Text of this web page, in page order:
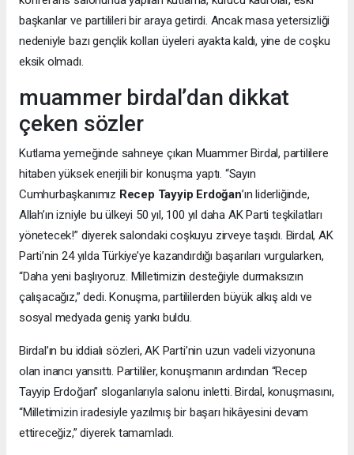
başkanlar ve partilileri bir araya getirdi. Ancak masa yetersizliği
nedeniyle bazı gençlik kolları üyeleri ayakta kaldı, yine de coşku
eksik olmadı.
muammer birdal’dan dikkat
çeken sözler
Kutlama yemeğinde sahneye çıkan Muammer Birdal, partililere
hitaben yüksek enerjili bir konuşma yaptı. “Sayın
Cumhurbaşkanımız Recep Tayyip Erdoğan’ın liderliğinde,
Allah’ın izniyle bu ülkeyi 50 yıl, 100 yıl daha AK Parti teşkilatları
yönetecek!” diyerek salondaki coşkuyu zirveye taşıdı. Birdal, AK
Parti’nin 24 yılda Türkiye’ye kazandırdığı başarıları vurgularken,
“Daha yeni başlıyoruz. Milletimizin desteğiyle durmaksızın
çalışacağız,” dedi. Konuşma, partililerden büyük alkış aldı ve
sosyal medyada geniş yankı buldu.
Birdal’ın bu iddialı sözleri, AK Parti’nin uzun vadeli vizyonuna
olan inancı yansıttı. Partililer, konuşmanın ardından “Recep
Tayyip Erdoğan” sloganlarıyla salonu inletti. Birdal, konuşmasını,
“Milletimizin iradesiyle yazılmış bir başarı hikâyesini devam
ettireceğiz,” diyerek tamamladı.